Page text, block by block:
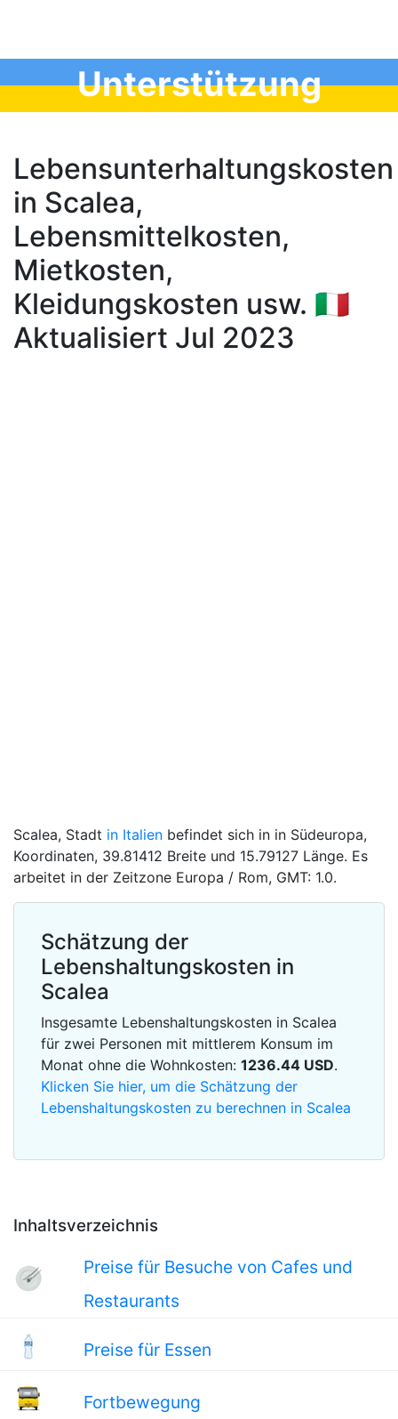
Unterstützung
Lebensunterhaltungskosten
in Scalea,
Lebensmittelkosten,
Mietkosten,
Kleidungskosten usw. 🇮🇹
Aktualisiert Jul 2023
Inhaltsverzeichnis
Preise für Besuche von Cafes und
Restaurants
Preise für Essen
Fortbewegung
Scalea, Stadt in Italien befindet sich in in Südeuropa,
Koordinaten, 39.81412 Breite und 15.79127 Länge. Es
arbeitet in der Zeitzone Europa / Rom, GMT: 1.0.
Schätzung der
Lebenshaltungskosten in
Scalea
Insgesamte Lebenshaltungskosten in Scalea
für zwei Personen mit mittlerem Konsum im
Monat ohne die Wohnkosten: 1236.44 USD.
Klicken Sie hier, um die Schätzung der
Lebenshaltungskosten zu berechnen in Scalea